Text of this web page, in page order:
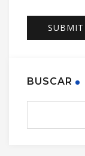
BUSCAR